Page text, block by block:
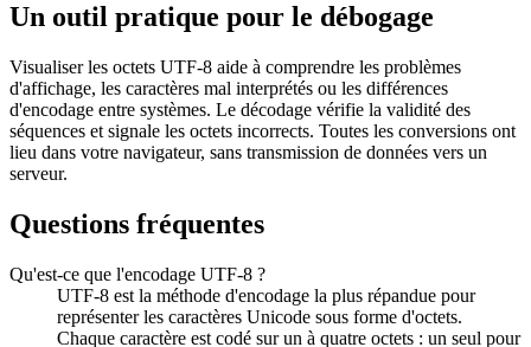
Un outil pratique pour le débogage
Visualiser les octets UTF-8 aide à comprendre les problèmes
d'affichage, les caractères mal interprétés ou les différences
d'encodage entre systèmes. Le décodage vérifie la validité des
séquences et signale les octets incorrects. Toutes les conversions ont
lieu dans votre navigateur, sans transmission de données vers un
serveur.
Questions fréquentes
Qu'est-ce que l'encodage UTF-8 ?
UTF-8 est la méthode d'encodage la plus répandue pour
représenter les caractères Unicode sous forme d'octets.
Chaque caractère est codé sur un à quatre octets : un seul pour